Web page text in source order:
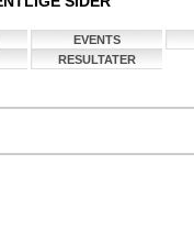
EVENTS
RESULTATER